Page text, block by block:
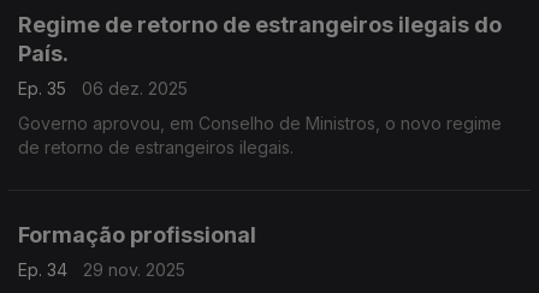
Regime de retorno de estrangeiros ilegais do
País.
Ep. 35
06 dez. 2025
Governo aprovou, em Conselho de Ministros, o novo regime
de retorno de estrangeiros ilegais.
Formação profissional
Ep. 34
29 nov. 2025